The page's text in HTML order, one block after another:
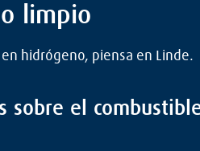
limpio
hidrógeno, piensa en Linde.
sobre el